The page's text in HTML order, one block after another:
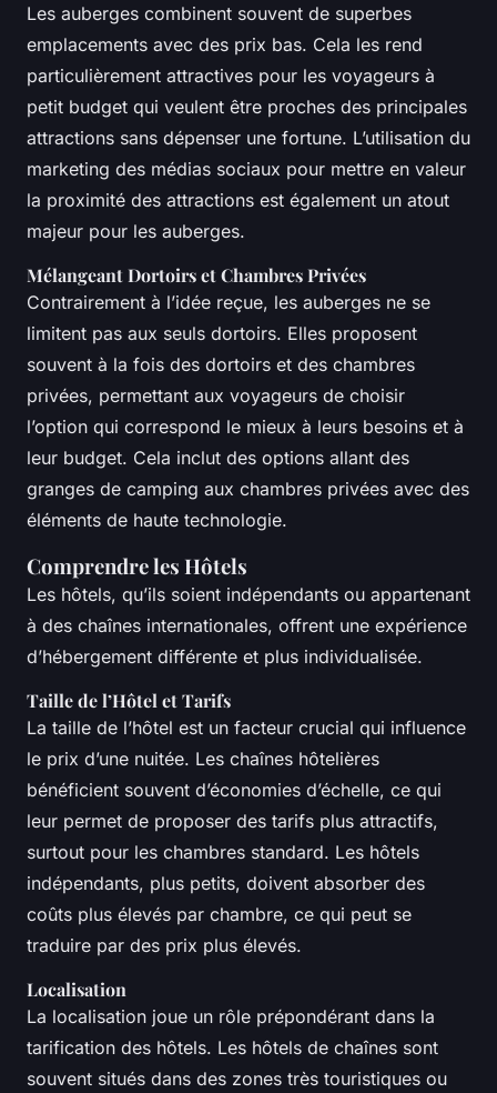
Les auberges combinent souvent de superbes
emplacements avec des prix bas. Cela les rend
particulièrement attractives pour les voyageurs à
petit budget qui veulent être proches des principales
attractions sans dépenser une fortune. L’utilisation du
marketing des médias sociaux pour mettre en valeur
la proximité des attractions est également un atout
majeur pour les auberges.
Mélangeant Dortoirs et Chambres Privées
Contrairement à l’idée reçue, les auberges ne se
limitent pas aux seuls dortoirs. Elles proposent
souvent à la fois des dortoirs et des chambres
privées, permettant aux voyageurs de choisir
l’option qui correspond le mieux à leurs besoins et à
leur budget. Cela inclut des options allant des
granges de camping aux chambres privées avec des
éléments de haute technologie.
Comprendre les Hôtels
Les hôtels, qu’ils soient indépendants ou appartenant
à des chaînes internationales, offrent une expérience
d’hébergement différente et plus individualisée.
Taille de l’Hôtel et Tarifs
La taille de l’hôtel est un facteur crucial qui influence
le prix d’une nuitée. Les chaînes hôtelières
bénéficient souvent d’économies d’échelle, ce qui
leur permet de proposer des tarifs plus attractifs,
surtout pour les chambres standard. Les hôtels
indépendants, plus petits, doivent absorber des
coûts plus élevés par chambre, ce qui peut se
traduire par des prix plus élevés.
Localisation
La localisation joue un rôle prépondérant dans la
tarification des hôtels. Les hôtels de chaînes sont
souvent situés dans des zones très touristiques ou